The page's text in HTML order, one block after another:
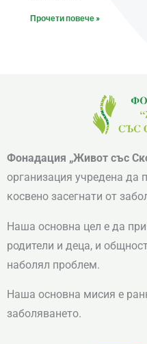
Прочети повече »
Фонадация „Живот със
организация учредена да
косвено засегнати от
Наша основна цел е да
родители и деца, и
наболял проблем.
Наша основна мисия е
заболяването.